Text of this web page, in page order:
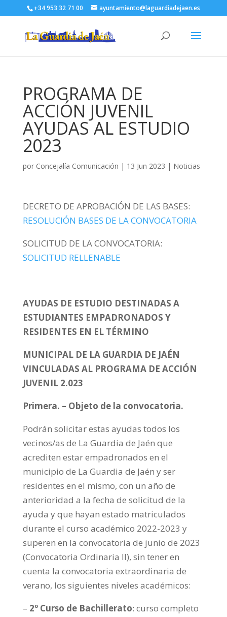
+34 953 32 71 00 ayuntamiento@laguardiadejaen.es
PROGRAMA DE
ACCIÓN JUVENIL
AYUDAS AL ESTUDIO
2023
por Concejalía Comunicación | 13 Jun 2023 | Noticias
DECRETO DE APROBACIÓN DE LAS BASES:
RESOLUCIÓN BASES DE LA CONVOCATORIA
SOLICITUD DE LA CONVOCATORIA:
SOLICITUD RELLENABLE
AYUDAS DE ESTUDIO DESTINADAS A
ESTUDIANTES EMPADRONADOS Y
RESIDENTES EN EL TÉRMINO
MUNICIPAL DE LA GUARDIA DE JAÉN
VINCULADAS AL PROGRAMA DE ACCIÓN
JUVENIL 2.023
Primera. – Objeto de la convocatoria.
Podrán solicitar estas ayudas todos los
vecinos/as de La Guardia de Jaén que
acrediten estar empadronados en el
municipio de La Guardia de Jaén y ser
residentes en el mismo, con un año de
anterioridad a la fecha de solicitud de la
ayuda y que hayan estado matriculados
durante el curso académico 2022-2023 y
superen en la convocatoria de junio de 2023
(Convocatoria Ordinaria II), sin tener en
cuenta la convocatoria extraordinaria de
verano, los siguientes niveles académicos:
– 2º Curso de Bachillerato: curso completo